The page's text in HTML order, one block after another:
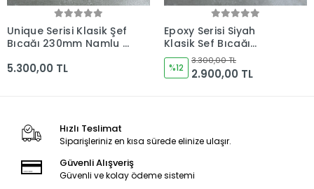
Epoxy Serisi Siyah
Klasik Şef Bıçağı
Kocakaya El Yapımı
%12 2.900,00 TL
Epoxy Serisi Chef103
Alev Şef Bıçağı 230mm
Namlu - Kocakaya El
Yapımı Şef Bıçakları
%12
3.300,00 TL
2.900,00 TL
Hızlı Teslimat
Siparişleriniz en kısa sürede elinize ulaşır.
Güvenli Alışveriş
Güvenli ve kolay ödeme sistemi